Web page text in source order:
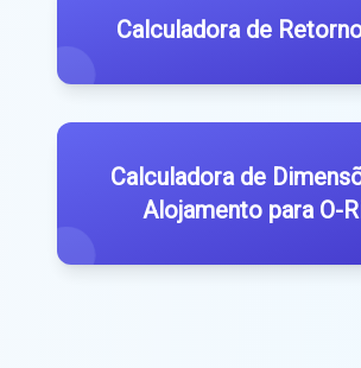
Calculadora de
Calculadora de
Alojamento para O-